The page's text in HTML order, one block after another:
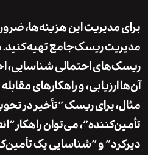
این هزینه‌ها، ضروری
ریسکجامع تهیه کنید. در این
احتمالی شناسایی، احتمال
و راهکارهای مقابله با
برای ریسک “تأخیر در تحویل
می‌توان راهکار “انعقاد
و “شناسایی یک تأمین‌کننده